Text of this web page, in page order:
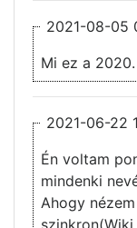
2021-08-05
Mi ez a
2021-06-22
Én voltam
mindenki
Ahogy